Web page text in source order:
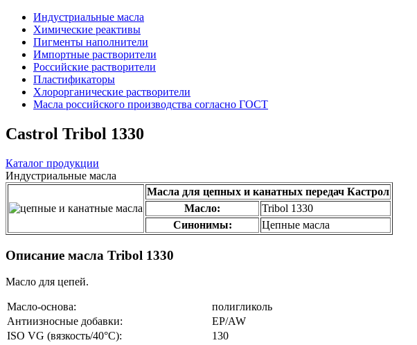
Индустриальные масла
Химические реактивы
Пигменты наполнители
Импортные растворители
Российские растворители
Пластификаторы
Хлорорганические растворители
Масла российского производства согласно ГОСТ
Castrol Tribol 1330
Каталог продукции
Индустриальные масла
Масла для цепных и канатных передач Кастрол
Масло:
Tribol 1330
Синонимы:
Цепные масла
Описание масла Tribol 1330
Масло для цепей.
Масло-основа:
полигликоль
Антиизносные добавки:
EP/AW
ISO VG (вязкость/40°С):
130